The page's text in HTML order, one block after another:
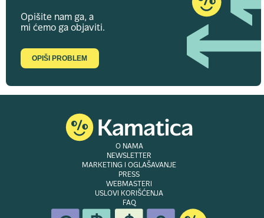
Opišite nam ga, a
mi ćemo ga objaviti.
OPIŠI PROBLEM
O NAMA
NEWSLETTER
MARKETING I OGLAŠAVANJE
PRESS
WEBMASTERI
USLOVI KORIŠĆENJA
FAQ